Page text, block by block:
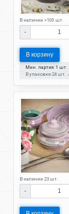
В наличии >100 шт.
-
В корзину
Мин. партия: 1 шт.
В упаковке:24 шт.
В наличии 23 шт.
-